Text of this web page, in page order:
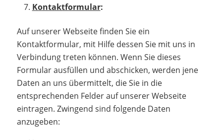
Kontaktformular:
Auf unserer Webseite finden Sie ein
Kontaktformular, mit Hilfe dessen Sie mit uns in
Verbindung treten können. Wenn Sie dieses
Formular ausfüllen und abschicken, werden jene
Daten an uns übermittelt, die Sie in die
entsprechenden Felder auf unserer Webseite
eintragen. Zwingend sind folgende Daten
anzugeben: